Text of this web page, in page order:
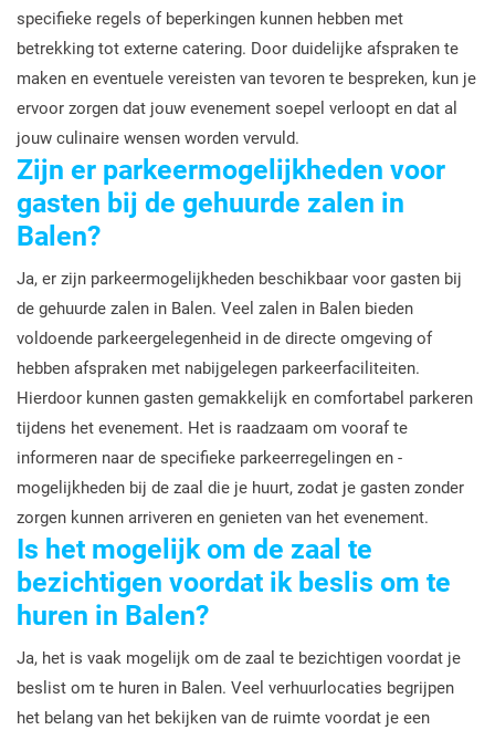
specifieke regels of beperkingen kunnen hebben met
betrekking tot externe catering. Door duidelijke afspraken te
maken en eventuele vereisten van tevoren te bespreken, kun je
ervoor zorgen dat jouw evenement soepel verloopt en dat al
jouw culinaire wensen worden vervuld.
Zijn er parkeermogelijkheden voor
gasten bij de gehuurde zalen in
Balen?
Ja, er zijn parkeermogelijkheden beschikbaar voor gasten bij
de gehuurde zalen in Balen. Veel zalen in Balen bieden
voldoende parkeergelegenheid in de directe omgeving of
hebben afspraken met nabijgelegen parkeerfaciliteiten.
Hierdoor kunnen gasten gemakkelijk en comfortabel parkeren
tijdens het evenement. Het is raadzaam om vooraf te
informeren naar de specifieke parkeerregelingen en -
mogelijkheden bij de zaal die je huurt, zodat je gasten zonder
zorgen kunnen arriveren en genieten van het evenement.
Is het mogelijk om de zaal te
bezichtigen voordat ik beslis om te
huren in Balen?
Ja, het is vaak mogelijk om de zaal te bezichtigen voordat je
beslist om te huren in Balen. Veel verhuurlocaties begrijpen
het belang van het bekijken van de ruimte voordat je een